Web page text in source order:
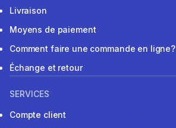
Livraison
Moyens de paiement
Comment faire une commande en ligne?
Échange et retour
SERVICES
Compte client